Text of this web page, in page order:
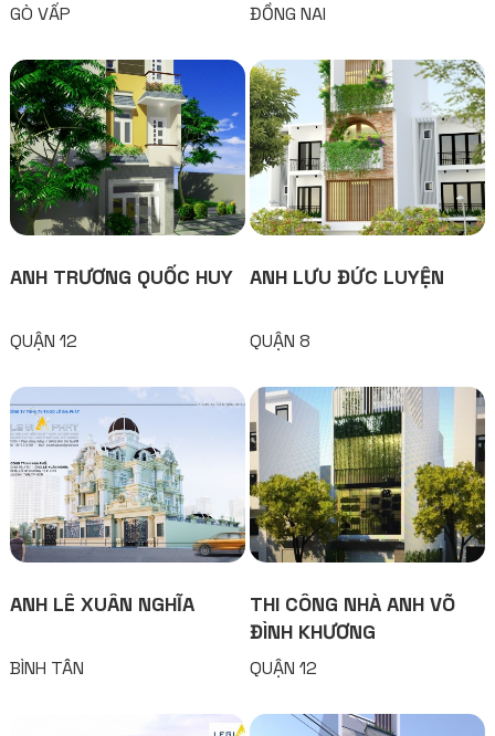
GÒ VẤP ĐỒNG NAI
ANH TRƯƠNG QUỐC HUY
QUẬN 12
ANH LƯU ĐỨC LUYỆN
QUẬN 8
ANH LÊ XUÂN NGHĨA
BÌNH TÂN
THI CÔNG NHÀ ANH VÕ
ĐÌNH KHƯƠNG
QUẬN 12